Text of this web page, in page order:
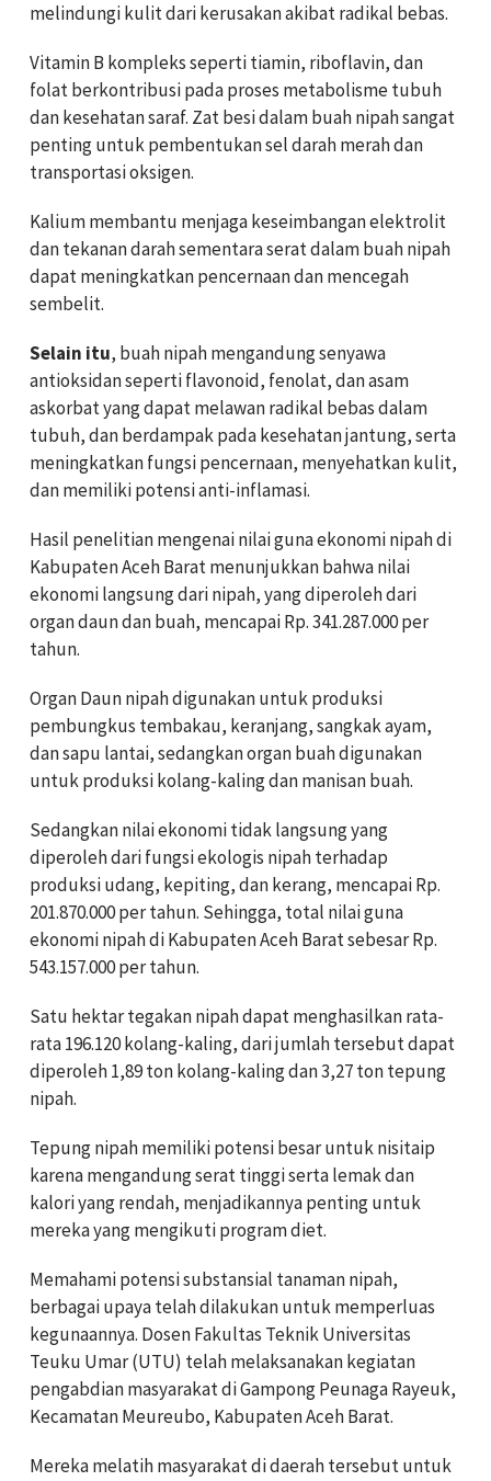
melindungi kulit dari kerusakan akibat radikal bebas.
Vitamin B kompleks seperti tiamin, riboflavin, dan
folat berkontribusi pada proses metabolisme tubuh
dan kesehatan saraf. Zat besi dalam buah nipah sangat
penting untuk pembentukan sel darah merah dan
transportasi oksigen.
Kalium membantu menjaga keseimbangan elektrolit
dan tekanan darah sementara serat dalam buah nipah
dapat meningkatkan pencernaan dan mencegah
sembelit.
Selain itu, buah nipah mengandung senyawa
antioksidan seperti flavonoid, fenolat, dan asam
askorbat yang dapat melawan radikal bebas dalam
tubuh, dan berdampak pada kesehatan jantung, serta
meningkatkan fungsi pencernaan, menyehatkan kulit,
dan memiliki potensi anti-inflamasi.
Hasil penelitian mengenai nilai guna ekonomi nipah di
Kabupaten Aceh Barat menunjukkan bahwa nilai
ekonomi langsung dari nipah, yang diperoleh dari
organ daun dan buah, mencapai Rp. 341.287.000 per
tahun.
Organ Daun nipah digunakan untuk produksi
pembungkus tembakau, keranjang, sangkak ayam,
dan sapu lantai, sedangkan organ buah digunakan
untuk produksi kolang-kaling dan manisan buah.
Sedangkan nilai ekonomi tidak langsung yang
diperoleh dari fungsi ekologis nipah terhadap
produksi udang, kepiting, dan kerang, mencapai Rp.
201.870.000 per tahun. Sehingga, total nilai guna
ekonomi nipah di Kabupaten Aceh Barat sebesar Rp.
543.157.000 per tahun.
Satu hektar tegakan nipah dapat menghasilkan rata-
rata 196.120 kolang-kaling, dari jumlah tersebut dapat
diperoleh 1,89 ton kolang-kaling dan 3,27 ton tepung
nipah.
Tepung nipah memiliki potensi besar untuk nisitaip
karena mengandung serat tinggi serta lemak dan
kalori yang rendah, menjadikannya penting untuk
mereka yang mengikuti program diet.
Memahami potensi substansial tanaman nipah,
berbagai upaya telah dilakukan untuk memperluas
kegunaannya. Dosen Fakultas Teknik Universitas
Teuku Umar (UTU) telah melaksanakan kegiatan
pengabdian masyarakat di Gampong Peunaga Rayeuk,
Kecamatan Meureubo, Kabupaten Aceh Barat.
Mereka melatih masyarakat di daerah tersebut untuk